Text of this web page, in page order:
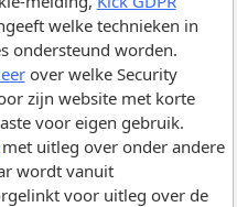
welke technieken in
ondersteund worden.
over welke Security
zijn website met korte
voor eigen gebruik.
uitleg over onder andere
wordt vanuit
voor uitleg over de